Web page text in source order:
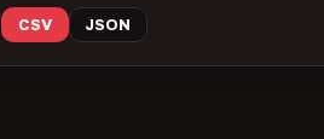
CSV JSON